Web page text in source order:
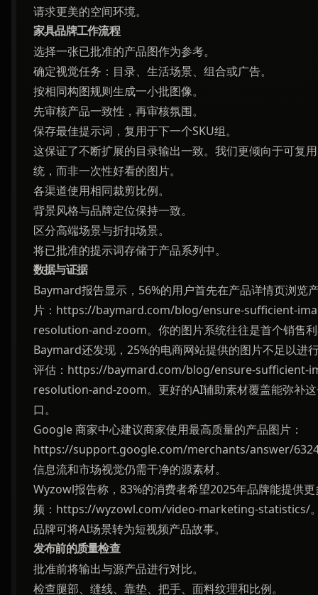
请求更美的空间环境。
家具品牌工作流程
选择一张已批准的产品图作为参考。
确定视觉任务：目录、生活场景、组合或广告。
按相同构图规则生成一小批图像。
先审核产品一致性，再审核氛围。
保存最佳提示词，复用于下一个SKU组。
这保证了不断扩展的目录输出一致。我们更倾向于可复
统，而非一次性好看的图片。
各渠道使用相同裁剪比例。
背景风格与品牌定位保持一致。
区分高端场景与折扣场景。
将已批准的提示词存储于产品系列中。
数据与证据
Baymard报告显示，56%的用户首先在产品详情页浏览
片：https://baymard.com/blog/ensure-sufficient-
resolution-and-zoom。你的图片系统往往是首个销售
Baymard还发现，25%的电商网站提供的图片不足以进
评估：https://baymard.com/blog/ensure-sufficient-
resolution-and-zoom。更好的AI辅助素材覆盖能弥补
口。
Google 商家中心建议商家使用最高质量的产品图片：
https://support.google.com/merchants/answer/
信息流和市场视觉仍需干净的源素材。
Wyzowl报告称，83%的消费者希望2025年品牌能提供更
频：https://wyzowl.com/video-marketing-statistics/
品牌可将AI场景转为短视频产品故事。
发布前的质量检查
批准前将输出与源产品进行对比。
检查腿部、缝线、靠垫、把手、面料纹理和比例。